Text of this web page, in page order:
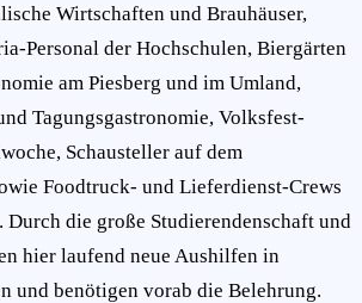
Wirtschaften und Brauhäuser,
Personal der Hochschulen, Biergärten
am Piesberg und im Umland,
Tagungsgastronomie, Volksfest-
Schausteller auf dem
Foodtruck- und Lieferdienst-Crews
Durch die große Studierendenschaft und
hier laufend neue Aushilfen in
und benötigen vorab die Belehrung.